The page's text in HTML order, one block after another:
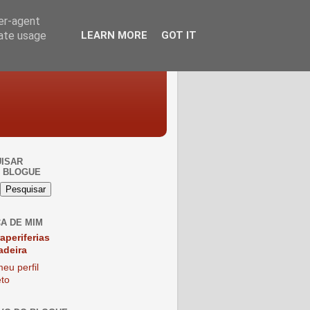
BLOGUE
DE MIM
perfil
agent
usage
LEARN MORE GOT IT